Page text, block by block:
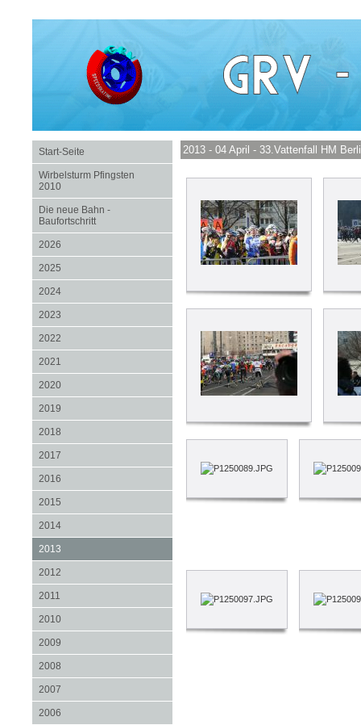
Start-Seite
Wirbelsturm Pfingsten
2010
Die neue Bahn -
Baufortschritt
2026
2025
2024
2023
2022
2021
2020
2019
2018
2017
2016
2015
2014
2013
2012
2011
2010
2009
2008
2007
2006
2013 - 04 April - 33.Vattenfall HM